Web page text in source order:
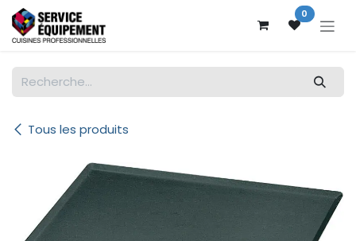
Se rendre au contenu 0
Tous les produits